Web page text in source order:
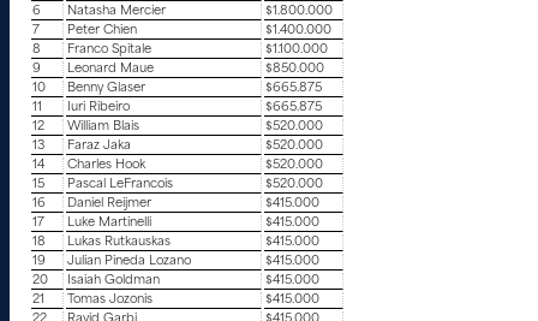
6
Natasha Mercier
$1.800.000
7
Peter Chien
$1.400.000
8
Franco Spitale
$1.100.000
9
Leonard Maue
$850.000
10
Benny Glaser
$665.875
11
Iuri Ribeiro
$665.875
12
William Blais
$520.000
13
Faraz Jaka
$520.000
14
Charles Hook
$520.000
15
Pascal LeFrancois
$520.000
16
Daniel Reijmer
$415.000
17
Luke Martinelli
$415.000
18
Lukas Rutkauskas
$415.000
19
Julian Pineda Lozano
$415.000
20
Isaiah Goldman
$415.000
21
Tomas Jozonis
$415.000